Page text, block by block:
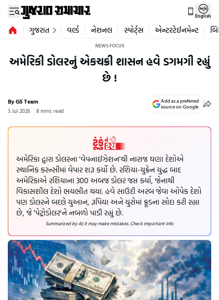
English
ગુજરાત વર્લ્ડ નેશનલ સ્પોર્ટ્સ એન્ટરટેઈનમેન્ટ
NEWS FOCUS
અમેરિકી ડોલરનું એકચક્રી શાસન હવે ડગમગી રહ્યું
છે !
By GS Team
3 Jul 2026 8 mins read
Add as a preferred
source on Google
અમેરિકા દ્વારા ડોલરના 'વેપનાઈઝેશન'થી નારાજ ઘણા દેશોએ
સ્થાનિક કરન્સીમાં વેપાર શરૂ કર્યો છે. રશિયા-યુક્રેન યુદ્ધ બાદ
અમેરિકાએ રશિયાના 300 અબજ ડોલર જપ્ત કર્યા, જેનાથી
વિકાસશીલ દેશો ભયભીત થયા. હવે સાઉદી અરબ જેવા ઓપેક દેશો
પણ ડોલરને બદલે યુઆન, રૂપિયા અને યુરોમાં ક્રૂડના સોદા કરી રહ્યા
છે, જે 'પેટ્રોડોલર'ને નબળો પાડી રહ્યું છે.
Summarized by AI; it may make mistakes. Check important info